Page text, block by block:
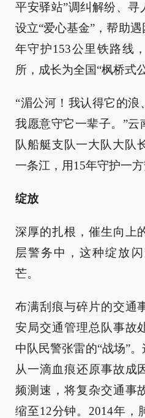
平安驿站”调纠解纷、寻
设立“爱心基金”，帮助
年守护153公里铁路线
所，成长为全国“枫桥式
“湄公河！我认得它的浪
我愿意守它一辈子。”云
队船艇支队一大队大队
一条江，用15年守护一方
绽放
深厚的扎根，催生向上
层警务中，这种绽放
芒。
布满刮痕与碎片的交通
安局交通管理总队事故
中队民警张雷的“战场”
从一滴血痕还原事故成
频测速，将复杂交通事
缩至12分钟。2014年，